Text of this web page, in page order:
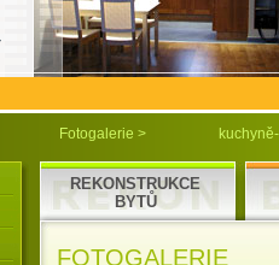
Fotogalerie >
REKONSTRUKCE
BYTŮ
FOTOGALERIE